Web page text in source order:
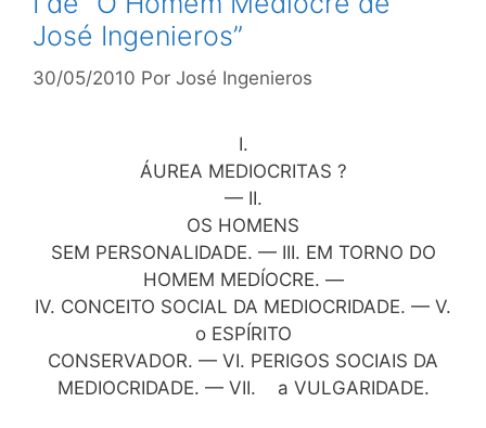
José Ingenieros”
30/05/2010 Por José Ingenieros
I.
ÁUREA MEDIOCRITAS ?
— II.
OS HOMENS
SEM PERSONALIDADE. — III. EM TORNO DO
HOMEM MEDÍOCRE. —
IV. CONCEITO SOCIAL DA MEDIOCRIDADE. — V.
o ESPÍRITO
CONSERVADOR. — VI. PERIGOS SOCIAIS DA
MEDIOCRIDADE. — VII. a VULGARIDADE.